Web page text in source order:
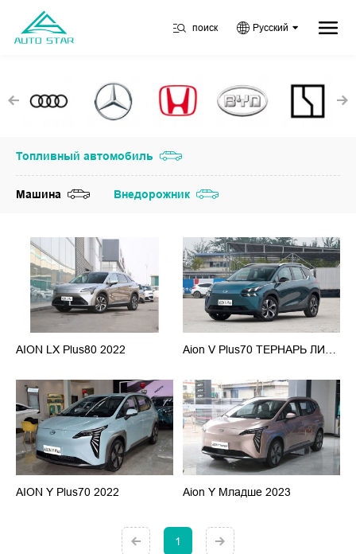
поиск Русский
Топливный автомобиль
Машина Внедорожник
AION LX Plus80 2022 Aion V Plus70 ТЕРНАРЬ ЛИТИЙ 2023
AION Y Plus70 2022 Aion Y Младше 2023
1